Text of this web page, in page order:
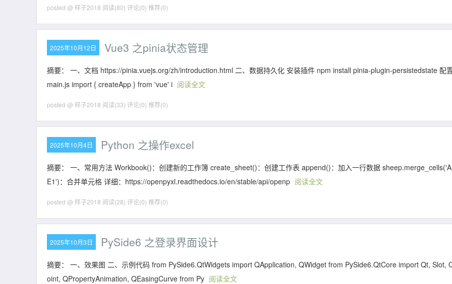
posted @ 样子2018 阅读(80) 评论(0) 推荐(0)
2025年10月12日 Vue3 之pinia状态管理
摘要： 一、文档 https://pinia.vuejs.org/zh/introduction.html 二、数据持久化 安装插件 npm install pinia-plugin-persistedstate 配
main.js import { createApp } from 'vue' i 阅读全文
posted @ 样子2018 阅读(33) 评论(0) 推荐(0)
2025年10月4日 Python 之操作excel
摘要： 一、常用方法 Workbook()：创建新的工作簿 create_sheet()：创建工作表 append()：加入一行数据
E1')：合并单元格 详细：https://openpyxl.readthedocs.io/en/stable/api/openp 阅读全文
posted @ 样子2018 阅读(28) 评论(0) 推荐(0)
2025年10月3日 PySide6 之登录界面设计
摘要： 一、效果图 二、示例代码 from PySide6.QtWidgets import QApplication, QWidget from PySide6.QtCore import Qt, Slot,
oint, QPropertyAnimation, QEasingCurve from Py 阅读全文